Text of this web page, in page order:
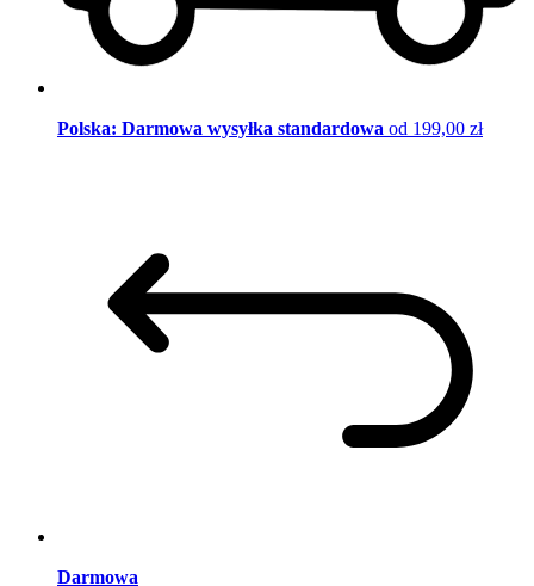
Polska: Darmowa wysyłka standardowa od 199,00 zł
Darmowa